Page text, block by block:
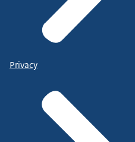
Privacy